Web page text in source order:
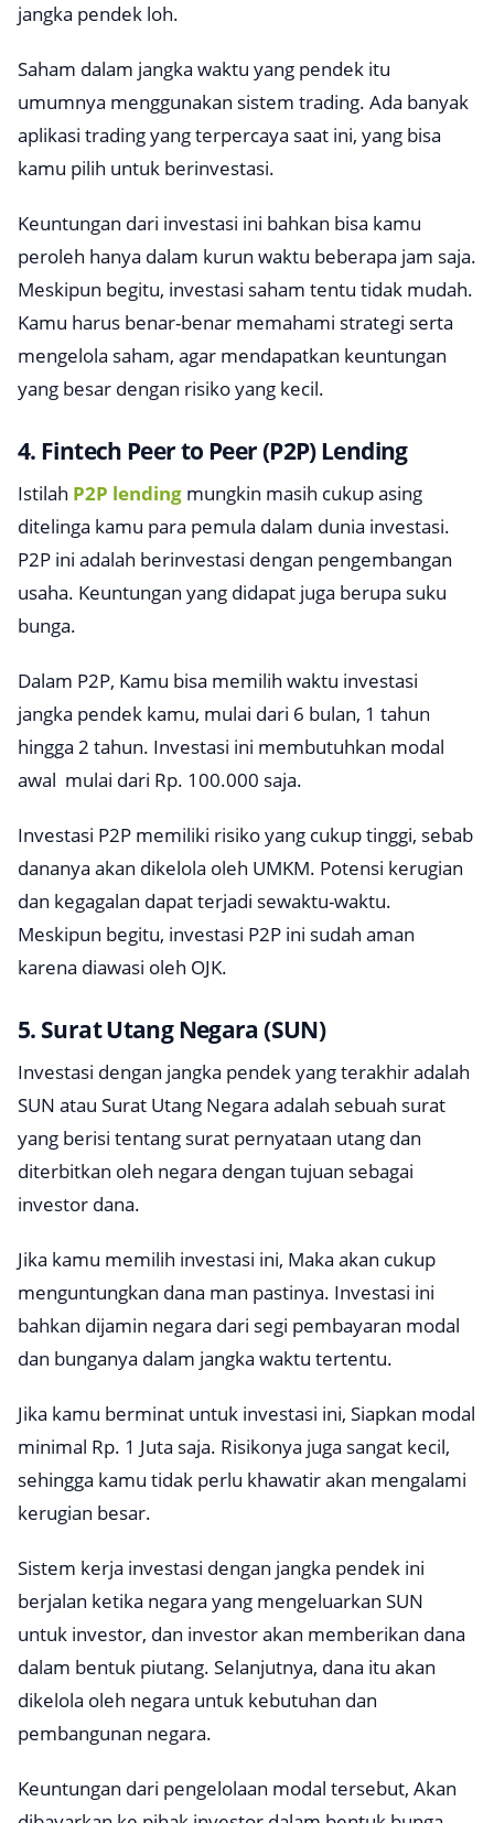
jangka pendek loh.
Saham dalam jangka waktu yang pendek itu
umumnya menggunakan sistem trading. Ada banyak
aplikasi trading yang terpercaya saat ini, yang bisa
kamu pilih untuk berinvestasi.
Keuntungan dari investasi ini bahkan bisa kamu
peroleh hanya dalam kurun waktu beberapa jam saja.
Meskipun begitu, investasi saham tentu tidak mudah.
Kamu harus benar-benar memahami strategi serta
mengelola saham, agar mendapatkan keuntungan
yang besar dengan risiko yang kecil.
4. Fintech Peer to Peer (P2P) Lending
Istilah P2P lending mungkin masih cukup asing
ditelinga kamu para pemula dalam dunia investasi.
P2P ini adalah berinvestasi dengan pengembangan
usaha. Keuntungan yang didapat juga berupa suku
bunga.
Dalam P2P, Kamu bisa memilih waktu investasi
jangka pendek kamu, mulai dari 6 bulan, 1 tahun
hingga 2 tahun. Investasi ini membutuhkan modal
awal mulai dari Rp. 100.000 saja.
Investasi P2P memiliki risiko yang cukup tinggi, sebab
dananya akan dikelola oleh UMKM. Potensi kerugian
dan kegagalan dapat terjadi sewaktu-waktu.
Meskipun begitu, investasi P2P ini sudah aman
karena diawasi oleh OJK.
5. Surat Utang Negara (SUN)
Investasi dengan jangka pendek yang terakhir adalah
SUN atau Surat Utang Negara adalah sebuah surat
yang berisi tentang surat pernyataan utang dan
diterbitkan oleh negara dengan tujuan sebagai
investor dana.
Jika kamu memilih investasi ini, Maka akan cukup
menguntungkan dana man pastinya. Investasi ini
bahkan dijamin negara dari segi pembayaran modal
dan bunganya dalam jangka waktu tertentu.
Jika kamu berminat untuk investasi ini, Siapkan modal
minimal Rp. 1 Juta saja. Risikonya juga sangat kecil,
sehingga kamu tidak perlu khawatir akan mengalami
kerugian besar.
Sistem kerja investasi dengan jangka pendek ini
berjalan ketika negara yang mengeluarkan SUN
untuk investor, dan investor akan memberikan dana
dalam bentuk piutang. Selanjutnya, dana itu akan
dikelola oleh negara untuk kebutuhan dan
pembangunan negara.
Keuntungan dari pengelolaan modal tersebut, Akan